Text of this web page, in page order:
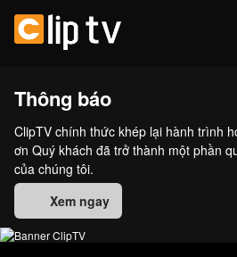
Thông báo
ClipTV chính thức khép lại hành trình
ơn Quý khách đã trở thành một phần
của chúng tôi.
Xem ngay